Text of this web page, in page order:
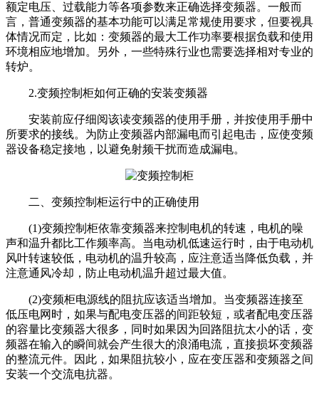
额定电压、过载能力等各项参数来正确选择变频器。一般而
言，普通变频器的基本功能可以满足常规使用要求，但要视具
体情况而定，比如：变频器的最大工作功率要根据负载和使用
环境相应地增加。另外，一些特殊行业也需要选择相对专业的
转炉。
2.变频控制柜如何正确的安装变频器
安装前应仔细阅该读变频器的使用手册，并按使用手册中
所要求的接线。为防止变频器内部漏电而引起电击，应使变频
器设备稳定接地，以避免射频干扰而造成漏电。
二、 变频控制柜运行中的正确使用
(1)变频控制柜依靠变频器来控制电机的转速，电机的噪
声和温升都比工作频率高。当电动机低速运行时，由于电动机
风叶转速较低，电动机的温升较高，应注意适当降低负载，并
注意通风冷却，防止电动机温升超过最大值。
(2)变频柜电源线的阻抗应该适当增加。当变频器连接至
低压电网时，如果与配电变压器的间距较短，或者配电变压器
的容量比变频器大很多，同时如果因为回路阻抗太小的话，变
频器在输入的瞬间就会产生很大的浪涌电流，直接损坏变频器
的整流元件。因此，如果阻抗较小，应在变压器和变频器之间
安装一个交流电抗器。